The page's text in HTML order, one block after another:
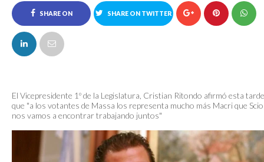
SHARE ON
FACEBOOK
SHARE ON TWITTER
El Vicepresidente 1º de la Legislatura, Cristian Ritondo afirmó esta tarde
que "a los votantes de Massa los representa mucho más Macri que
nos vamos a encontrar trabajando juntos"